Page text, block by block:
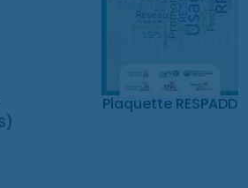
Plaquette RESPADD